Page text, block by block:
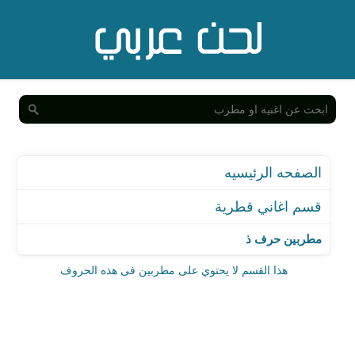
قسم اغاني قطرية
مطربين حرف ذ
هذا القسم لا يحتوي على مطربين فى هذه الحروف